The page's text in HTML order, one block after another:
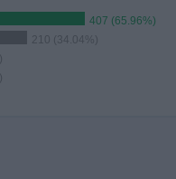
407 (65.96%)
210 (34.04%)